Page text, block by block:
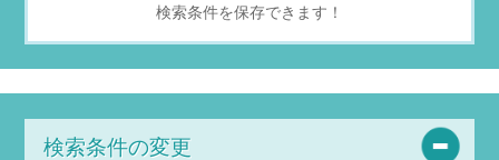
検索条件を保存できます！
検索条件の変更